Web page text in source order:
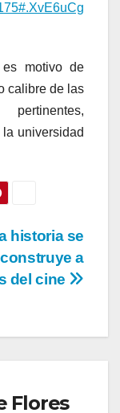
motivo de
calibre de las
universidad
historia se
a
del cine
Flores